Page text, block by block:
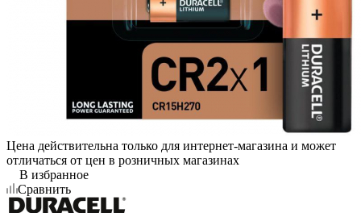
Цена действительна только для интернет-магазина и может
отличаться от цен в розничных магазинах
В избранное
Сравнить